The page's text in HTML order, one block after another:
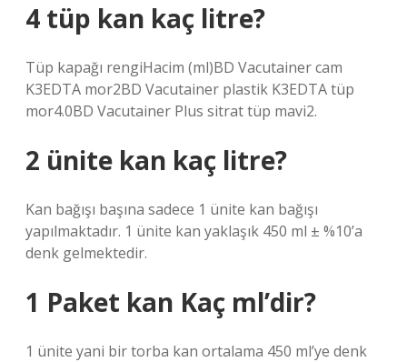
4 tüp kan kaç litre?
Tüp kapağı rengiHacim (ml)BD Vacutainer cam
K3EDTA mor2BD Vacutainer plastik K3EDTA tüp
mor4.0BD Vacutainer Plus sitrat tüp mavi2.
2 ünite kan kaç litre?
Kan bağışı başına sadece 1 ünite kan bağışı
yapılmaktadır. 1 ünite kan yaklaşık 450 ml ± %10’a
denk gelmektedir.
1 Paket kan Kaç ml’dir?
1 ünite yani bir torba kan ortalama 450 ml’ye denk